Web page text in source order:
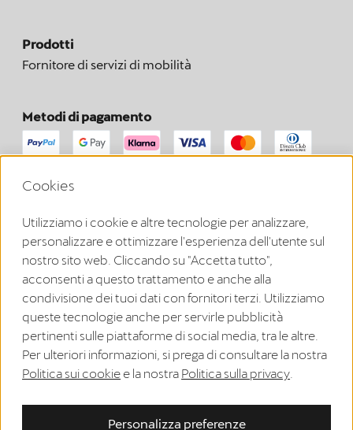
Prodotti
Fornitore di servizi di mobilità
Metodi di pagamento
Puoi richiedere il recesso dal tuo contratto qui, entro i termini
Recedi dal contratto
Note legali
Informativa sulla privacy
Condizioni generali di vendita
Registrazione WEEE
Informativa sui cookie
Cookies
Utilizziamo i cookie e altre tecnologie per analizzare,
personalizzare e ottimizzare l'esperienza dell'utente sul
nostro sito web. Cliccando su "Accetta tutto",
acconsenti a questo trattamento e anche alla
condivisione dei tuoi dati con fornitori terzi. Utilizziamo
queste tecnologie anche per servirle pubblicità
pertinenti sulle piattaforme di social media, tra le altre.
Per ulteriori informazioni, si prega di consultare la nostra
Politica sui cookie e la nostra Politica sulla privacy
Personalizza preferenze